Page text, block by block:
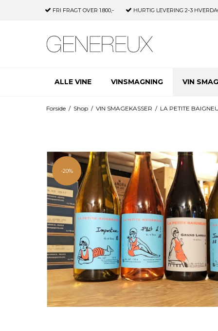
FRI FRAGT OVER 1.800,- HURTIG LEVERING 2-3
ALLE VINE VINSMAGNING VIN
Forside / Shop / VIN SMAGEKASSER / LA PETITE
-20%